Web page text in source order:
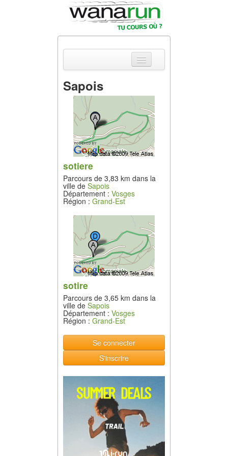
Actualités
Equipements &
Tests
Parcours &
Courses
Outils & Réseaux
Sapois
sotiere
Parcours de 3,83 km dans la
ville de Sapois
Département : Vosges
Région : Grand-Est
sotire
Parcours de 3,65 km dans la
ville de Sapois
Département : Vosges
Région : Grand-Est
Se connecter
S'inscrire